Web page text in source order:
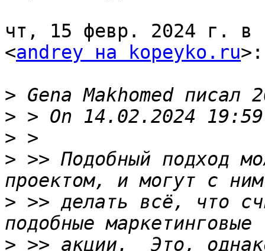
чт, 15 февр. 2024 г. в
<andrey на kopeyko.ru>:
>
>
>
> >> Подобный подход
> >> делать всё, что
> >> акции.  Это,